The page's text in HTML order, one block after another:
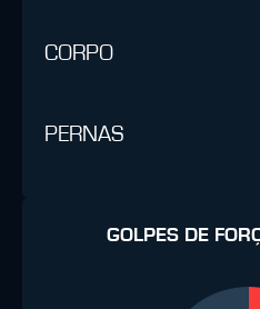
CORPO
PERNAS
GOLPES DE